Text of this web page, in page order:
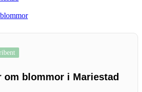
om blommor i Mariestad